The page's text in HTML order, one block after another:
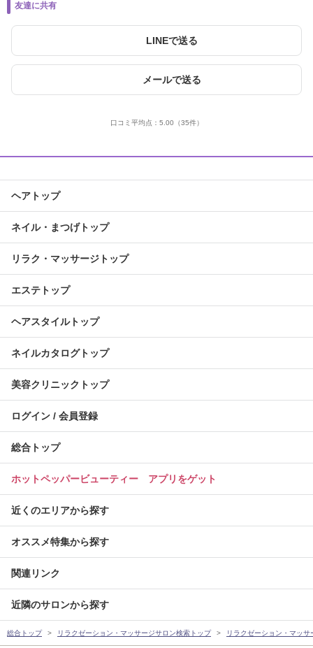
友達に共有
LINEで送る
メールで送る
口コミ平均点： 5.00 （35件）
ヘアトップ
ネイル・まつげトップ
リラク・マッサージトップ
エステトップ
ヘアスタイルトップ
ネイルカタログトップ
美容クリニックトップ
ログイン / 会員登録
総合トップ
ホットペッパービューティー アプリをゲット
近くのエリアから探す
オススメ特集から探す
関連リンク
近隣のサロンから探す
総合トップ リラクゼーション・マッサージサロン検索トップ リラクゼーション・マッ